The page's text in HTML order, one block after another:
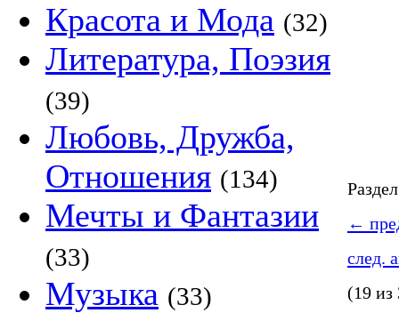
Красота и Мода (32)
Литература, Поэзия
(39)
Любовь, Дружба,
Отношения (134)
Мечты и Фантазии
(33)
Музыка (33)
←
след.
(19 из